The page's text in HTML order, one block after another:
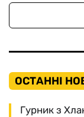
ОСТАННІ
Гурник з